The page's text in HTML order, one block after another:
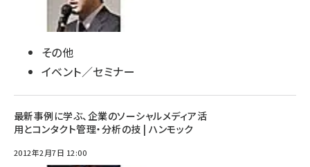
その他
イベント／セミナー
最新事例に学ぶ、企業のソーシャルメディア活
用とコンタクト管理・分析の技 | ハンモック
2012年2月7日 12:00